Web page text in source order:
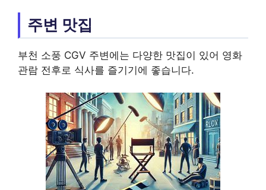
주변 맛집
부천 소풍 CGV 주변에는 다양한 맛집이 있어 영화
관람 전후로 식사를 즐기기에 좋습니다.